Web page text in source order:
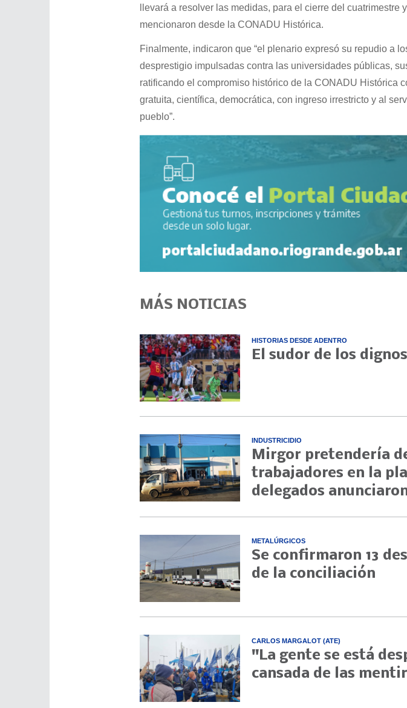
llevará a resolver las medidas, para el cierre del cuatrimestre
mencionaron desde la CONADU Histórica.
Finalmente, indicaron que “el plenario expresó su repudio a
desprestigio impulsadas contra las universidades públicas,
ratificando el compromiso histórico de la CONADU Histórica
gratuita, científica, democrática, con ingreso irrestricto y al
pueblo”.
MÁS NOTICIAS
HISTORIAS DESDE ADENTRO
El sudor de los
INDUSTRICIDIO
Mirgor pretendería
trabajadores en la
delegados
METALÚRGICOS
Se confirmaron 13
de la conciliación
CARLOS MARGALOT (ATE)
"La gente se está
cansada de las